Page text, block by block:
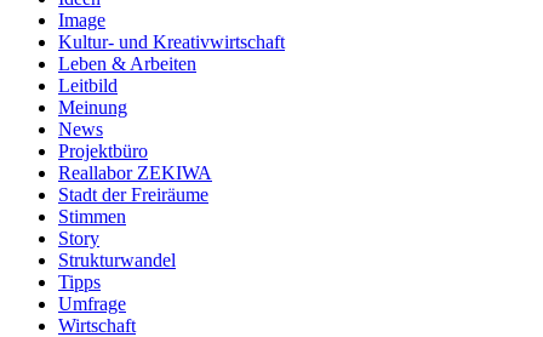
Image
Kultur- und Kreativwirtschaft
Leben & Arbeiten
Leitbild
Meinung
News
Projektbüro
Reallabor ZEKIWA
Stadt der Freiräume
Stimmen
Story
Strukturwandel
Tipps
Umfrage
Wirtschaft